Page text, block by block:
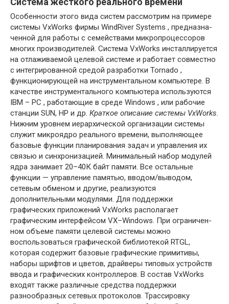
Особенности этого вида систем рассмотрим на примере
системы VxWorks фирмы WindRiver Systems , предназна­
ченной для работы с семействами микропроцессоров
многих производителей. Система VxWorks инсталлируется
на отлаживаемой целевой системе и работает совместно
с интегрированной средой разработки Tornado ,
функционирующей на инструментальном компьютере. В
качестве инструментального компьютера исполь­зуются
IBM – PC , работающие в среде Windows , или рабочие
станции SUN, HP и др. Краткое описание системы VxWorks.
Нижним уровнем иерархической организации системы
служит микроядро реального времени, выполняющее
базо­вые функции планирования задач и управления их
связью и синхронизацией. Ми­нимальный набор модулей
ядра занимает 20–40К байт памяти. Все остальные
функции — управление памятью, вводом/выводом,
сетевым обменом и другие, реализуются
дополнительными модулями. Для поддержки
графических приложе­ний VxWorks располагает
графическим интерфейсом VX–Windows. При ограничен­
ном объеме памяти целевой системы можно
воспользоваться графической биб­лиотекой RTGL,
которая содержит базовые графические примитивы,
наборы шрифтов и цветов, драйверы типовых устройств
ввода и графических контролле­ров. В состав VxWorks
входят также различные средства поддержки
разнообраз­ных сетевых протоколов. Трассировку